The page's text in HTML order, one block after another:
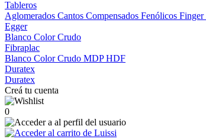
Tableros
Aglomerados Cantos Compensados Fenólicos Finger
Egger
Blanco ColorCrudo
Fibraplac
Blanco ColorCrudo MDPHDF
Duratex
Duratex
Creá tu cuenta
0